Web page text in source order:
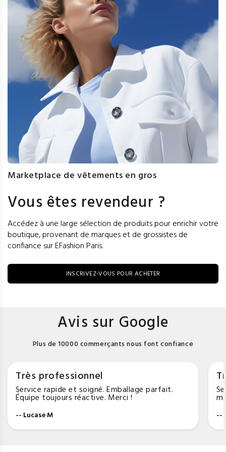
Marketplace de vêtements en gros
Vous êtes revendeur ?
Accédez à une large sélection de produits pour enrichir votre
boutique, provenant de marques et de grossistes de
confiance sur EFashion Paris.
INSCRIVEZ-VOUS POUR ACHETER
Avis sur Google
Plus de 10000 commerçants nous font confiance
Très professionnel
Service rapide et soigné. Emballage parfait.
Équipe toujours réactive. Merci !
-- Lucase M --